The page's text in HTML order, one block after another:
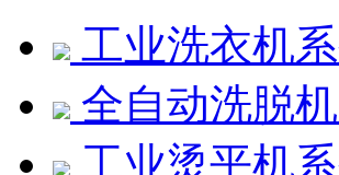
工业洗衣机系
全自动洗脱
工业烫平机系